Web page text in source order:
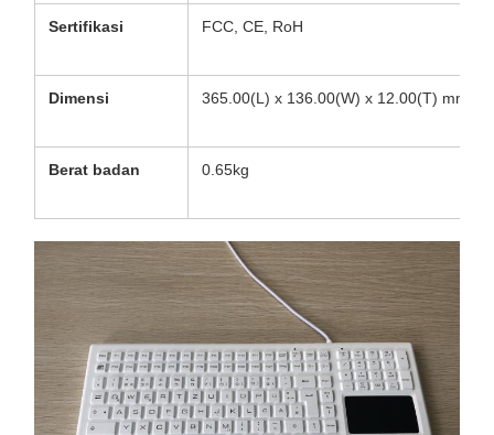
Sertifikasi FCC, CE, RoH
Dimensi 365.00(L) x 136.00(W) x 12.00(T) mm
Berat badan 0.65kg